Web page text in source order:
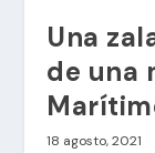
Una
de una
18 agosto, 2021